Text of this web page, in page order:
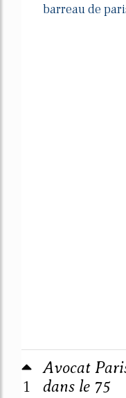
barreau de
1
Avocat
dans le 75